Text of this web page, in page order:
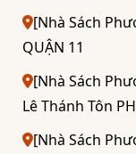
[Nhà Sách
QUẬN 11
[Nhà Sách
Lê Thánh Tôn
[Nhà Sách